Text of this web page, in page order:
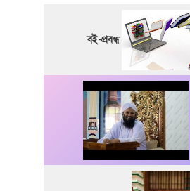
বই-প্রবন্ধ